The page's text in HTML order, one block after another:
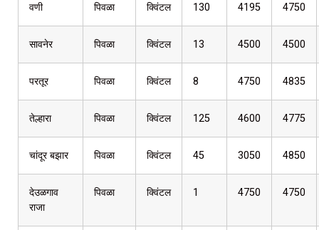
वणी पिवळा क्विंटल 130 4195 4750
सावनेर पिवळा क्विंटल 13 4500 4500
परतूर पिवळा क्विंटल 8 4750 4835
तेल्हारा पिवळा क्विंटल 125 4600 4775
चांदूर बझार पिवळा क्विंटल 45 3050 4850
देउळगाव
राजा
पिवळा क्विंटल 1 4750 4750